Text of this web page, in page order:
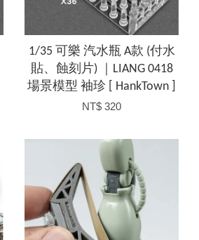
1/35 可樂 汽水瓶 A款 (付水
貼、蝕刻片) ｜LIANG 0418
場景模型 袖珍 [ HankTown ]
NT$ 320